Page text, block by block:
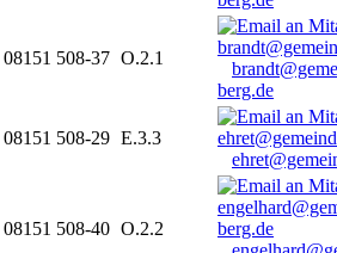
08151 508-37 O.2.1
berg.de
08151 508-29 E.3.3
08151 508-40 O.2.2